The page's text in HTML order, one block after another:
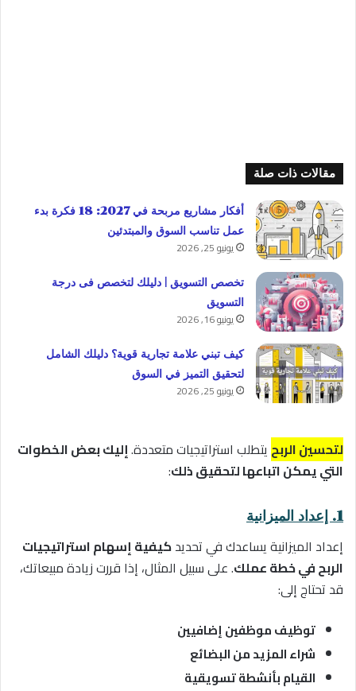
مقالات ذات صلة
أفكار مشاريع مربحة في 2027: 18 فكرة بدء
عمل تناسب السوق والمبتدئين
يونيو 25, 2026
تخصص التسويق | دليلك لتخصص فى درجة
التسويق
يونيو 16, 2026
كيف تبني علامة تجارية قوية؟ دليلك الشامل
لتحقيق التميز في السوق
يونيو 25, 2026
لتحسينالربح يتطلب استراتيجيات متعددة.إليك بعض الخطوات
التي يمكن اتباعها لتحقيق ذلك:
1. إعداد الميزانية
إعداد الميزانية يساعدك في تحديدكيفية إسهام استراتيجيات
الربح في خطة عملك. على سبيل المثال، إذا قررت زيادة مبيعاتك،
قد تحتاج إلى:
توظيف موظفين إضافيين
شراء المزيد من البضائع
القيام بأنشطة تسويقية